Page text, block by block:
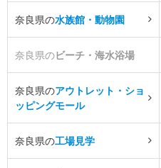
奈良県の水族館・動物園
奈良県のビーチ・海水浴場
奈良県のアウトレット・ショ
ッピングモール
奈良県の工場見学